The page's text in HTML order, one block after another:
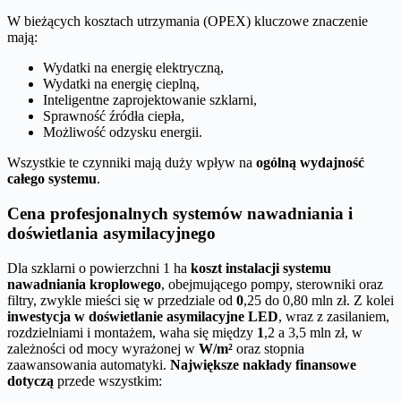
W bieżących kosztach utrzymania (OPEX) kluczowe znaczenie
mają:
Wydatki na energię elektryczną,
Wydatki na energię cieplną,
Inteligentne zaprojektowanie szklarni,
Sprawność źródła ciepła,
Możliwość odzysku energii.
Wszystkie te czynniki mają duży wpływ na ogólną wydajność
całego systemu.
Cena profesjonalnych systemów nawadniania i
doświetlania asymilacyjnego
Dla szklarni o powierzchni 1 ha koszt instalacji systemu
nawadniania kroplowego, obejmującego pompy, sterowniki oraz
filtry, zwykle mieści się w przedziale od 0,25 do 0,80 mln zł. Z kolei
inwestycja w doświetlanie asymilacyjne LED, wraz z zasilaniem,
rozdzielniami i montażem, waha się między 1,2 a 3,5 mln zł, w
zależności od mocy wyrażonej w W/m² oraz stopnia
zaawansowania automatyki. Największe nakłady finansowe
dotyczą przede wszystkim: